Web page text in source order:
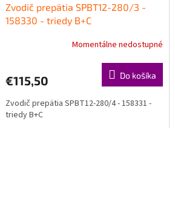
Zvodič prepätia SPBT12-280/3 -
158330 - triedy B+C
Momentálne nedostupné
€115,50 Do košíka
Zvodič prepätia SPBT12-280/4 - 158331 -
triedy B+C